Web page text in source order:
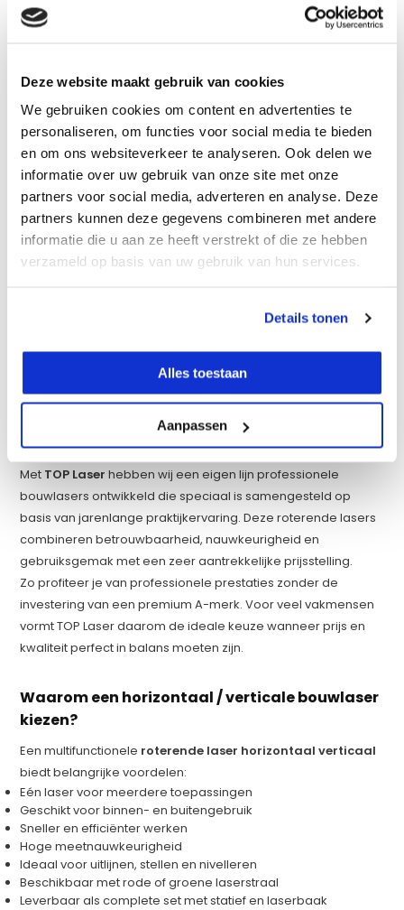
Deze website maakt gebruik van cookies
We gebruiken cookies om content en advertenties te
personaliseren, om functies voor social media te bieden
en om ons websiteverkeer te analyseren. Ook delen we
informatie over uw gebruik van onze site met onze
partners voor social media, adverteren en analyse. Deze
partners kunnen deze gegevens combineren met andere
informatie die u aan ze heeft verstrekt of die ze hebben
verzameld op basis van uw gebruik van hun services.
Details tonen
Alles toestaan
Aanpassen
fundering wilt controleren of een gevel perfect wilt uitlijnen:
met een complete rotatielaser set beschik je direct over alle
Keuze uit A-merken, prijsvechters en ons eigen
merk
ToolProfessional biedt een breed assortimenthorizontaal /
verticale rotatielasersvan gerenommeerde merken zoals
Topcon,Spectra, Leica, Milwaukee, DeWALT, Stanley
FATMAX en Futech.Hierdoor hebben zowel professionals als
prijsbewuste gebruikers altijd een passende oplossing
beschikbaar.
Nivel System, Lamigo, proNivo en
ADA. Voor klanten die maximale prestaties zoeken tegen de
scherpst mogelijke prijs bieden wij bovendien ons eigen
merk:
TOP Laser: de beste prijs-kwaliteitverhouding
Met TOP Laser hebben wij een eigen lijn professionele
bouwlasers ontwikkeld die speciaal is samengesteld op
basis van jarenlange praktijkervaring. Deze roterende lasers
combineren betrouwbaarheid, nauwkeurigheid en
gebruiksgemak met een zeer aantrekkelijke prijsstelling.
Zo profiteer je van professionele prestaties zonder de
investering van een premium A-merk. Voor veel vakmensen
vormt TOP Laser daarom de ideale keuze wanneer prijs en
kwaliteit perfect in balans moeten zijn.
Waarom een horizontaal / verticale bouwlaser
kiezen?
Een multifunctionele roterende laser horizontaal verticaal
biedt belangrijke voordelen:
Eén laser voor meerdere toepassingen
Geschikt voor binnen- en buitengebruik
Sneller en efficiënter werken
Hoge meetnauwkeurigheid
Ideaal voor uitlijnen, stellen en nivelleren
Beschikbaar met rode of groene laserstraal
Leverbaar als complete set met statief en laserbaak